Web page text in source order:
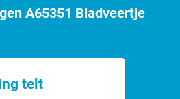
A65351 Bladveertje
telt